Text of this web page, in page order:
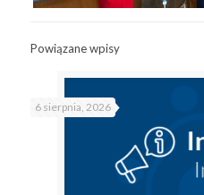
Powiązane wpisy
6 sierpnia, 2026